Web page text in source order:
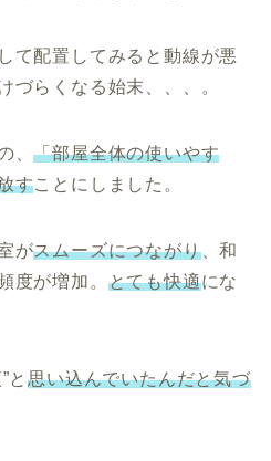
て配置してみると動線が悪
づらくなる始末、、、。
、「部屋全体の使いやす
すことにしました。
がスムーズにつながり、和
度が増加。 とても快適にな
と思い込んでいたんだと気づ